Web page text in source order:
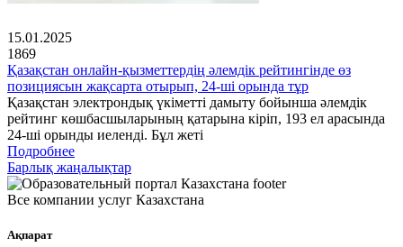
15.01.2025
1869
Қазақстан онлайн-қызметтердің әлемдік рейтингінде өз
позициясын жақсарта отырып, 24-ші орында тұр
Қазақстан электрондық үкіметті дамыту бойынша әлемдік
рейтинг көшбасшыларының қатарына кіріп, 193 ел арасында
24-ші орынды иеленді. Бұл жеті
Подробнее
Барлық жаңалықтар
Все компании услуг Казахстана
Ақпарат